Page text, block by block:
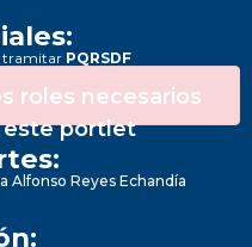
tramitar PQRSDF
roles necesarios
este portlet
Alfonso Reyes Echandía